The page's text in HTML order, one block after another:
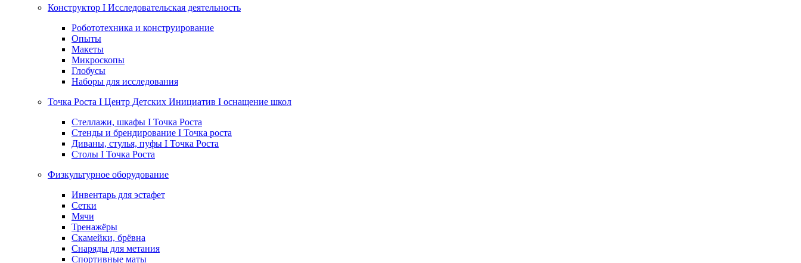
Конструктор I Исследовательская деятельность
Робототехника и конструирование
Опыты
Макеты
Микроскопы
Глобусы
Наборы для исследования
Точка Роста I Центр Детских Инициатив I оснащение школ
Стеллажи, шкафы I Точка Роста
Стенды и брендирование I Точка роста
Диваны, стулья, пуфы I Точка Роста
Столы I Точка Роста
Физкультурное оборудование
Инвентарь для эстафет
Сетки
Мячи
Тренажёры
Скамейки, брёвна
Снаряды для метания
Спортивные маты